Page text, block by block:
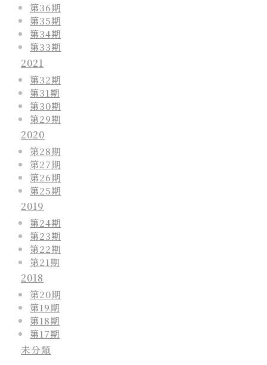
第36期
第35期
第34期
第33期
2021
第32期
第31期
第30期
第29期
2020
第28期
第27期
第26期
第25期
2019
第24期
第23期
第22期
第21期
2018
第20期
第19期
第18期
第17期
未分類